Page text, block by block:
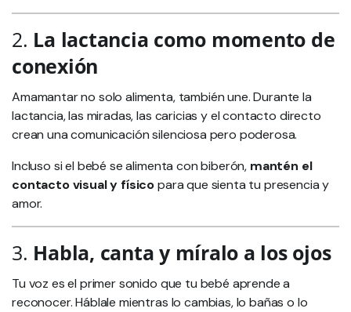
2. La lactancia como momento de
conexión
Amamantar no solo alimenta, también une. Durante la
lactancia, las miradas, las caricias y el contacto directo
crean una comunicación silenciosa pero poderosa.
Incluso si el bebé se alimenta con biberón, mantén el
contacto visual y físicopara que sienta tu presencia y
amor.
3. Habla, canta y míralo a los ojos
Tu voz es el primer sonido que tu bebé aprende a
reconocer. Háblale mientras lo cambias, lo bañas o lo